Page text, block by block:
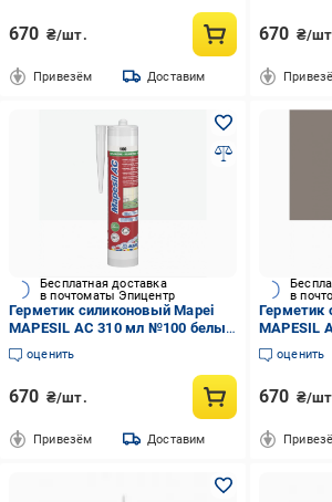
670 ₴/шт.
Привезём Доставим
670 ₴/
Бесплатная доставка
в почтоматы Эпицентр
Герметик силиконовый Mapei
MAPESIL AC 310 мл №100 белый
(000020197)
оценить
670 ₴/шт.
Привезём Доставим
в
Герметик
MAPESIL
темно-
оценить
670 ₴/